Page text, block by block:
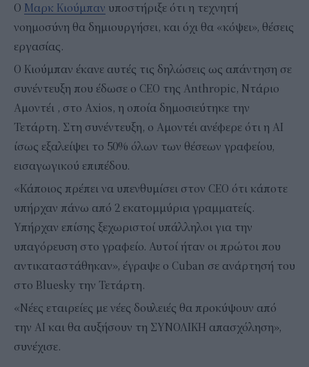
Ο Μαρκ Κιούμπαν υποστήριξε ότι η τεχνητή
νοημοσύνη θα δημιουργήσει, και όχι θα «κόψει», θέσεις
εργασίας.
Ο Κιούμπαν έκανε αυτές τις δηλώσεις ως απάντηση σε
συνέντευξη που έδωσε ο CEO της Anthropic, Ντάριο
Αμοντέι , στο Axios, η οποία δημοσιεύτηκε την
Τετάρτη. Στη συνέντευξη, ο Αμοντέι ανέφερε ότι η AI
ίσως εξαλείψει το 50% όλων των θέσεων γραφείου,
εισαγωγικού επιπέδου.
«Κάποιος πρέπει να υπενθυμίσει στον CEO ότι κάποτε
υπήρχαν πάνω από 2 εκατομμύρια γραμματείς.
Υπήρχαν επίσης ξεχωριστοί υπάλληλοι για την
υπαγόρευση στο γραφείο. Αυτοί ήταν οι πρώτοι που
αντικαταστάθηκαν», έγραψε ο Cuban σε ανάρτησή του
στο Bluesky την Τετάρτη.
«Νέες εταιρείες με νέες δουλειές θα προκύψουν από
την AI και θα αυξήσουν τη ΣΥΝΟΛΙΚΗ απασχόληση»,
συνέχισε.